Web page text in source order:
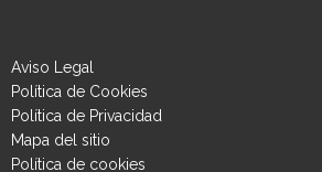
Aviso Legal
Política de Cookies
Política de Privacidad
Mapa del sitio
Política de cookies